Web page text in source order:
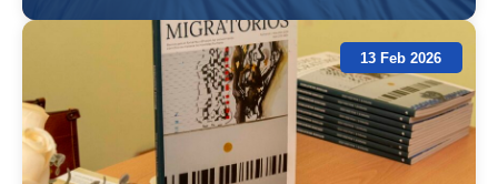
13 Feb 2026